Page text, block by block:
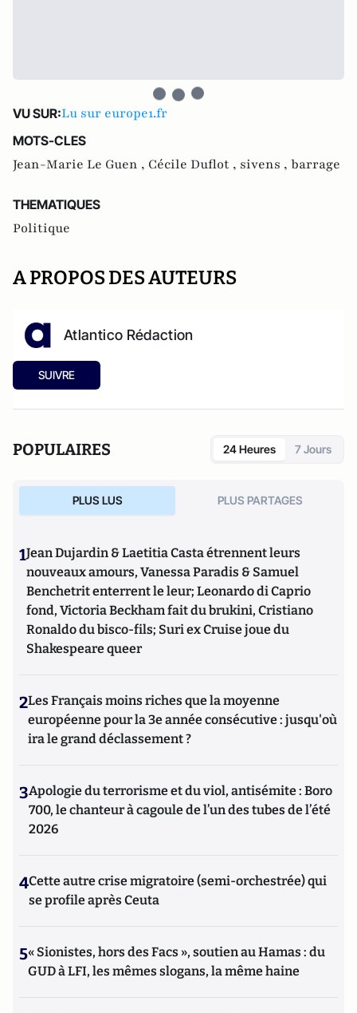
VU SUR:Lu sur europe1.fr
MOTS-CLES
Jean-Marie Le Guen , Cécile Duflot , sivens , barrage
THEMATIQUES
Politique
A PROPOS DES AUTEURS
Atlantico Rédaction
SUIVRE
POPULAIRES 24 Heures 7 Jours
PLUS LUS PLUS PARTAGES
1Jean Dujardin & Laetitia Casta étrennent leurs
nouveaux amours, Vanessa Paradis & Samuel
Benchetrit enterrent le leur; Leonardo di Caprio
fond, Victoria Beckham fait du brukini, Cristiano
Ronaldo du bisco-fils; Suri ex Cruise joue du
Shakespeare queer
2Les Français moins riches que la moyenne
européenne pour la 3e année consécutive : jusqu'où
ira le grand déclassement ?
3Apologie du terrorisme et du viol, antisémite : Boro
700, le chanteur à cagoule de l’un des tubes de l’été
2026
4Cette autre crise migratoire (semi-orchestrée) qui
se profile après Ceuta
5« Sionistes, hors des Facs », soutien au Hamas : du
GUD à LFI, les mêmes slogans, la même haine